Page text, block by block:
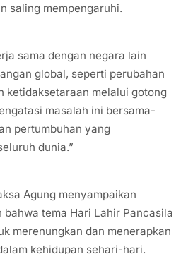
saling mempengaruhi.
sama dengan negara lain
global, seperti perubahan
ketidaksetaraan melalui gotong
masalah ini bersama-
pertumbuhan yang
dunia.”
Agung menyampaikan
bahwa tema Hari Lahir Pancasila
merenungkan dan menerapkan
kehidupan sehari-hari.